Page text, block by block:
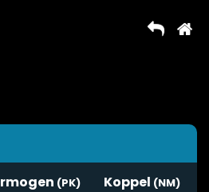
Koppel